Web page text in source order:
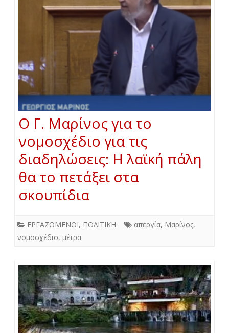
Ο Γ. Μαρίνος για το
νομοσχέδιο για τις
διαδηλώσεις: Η λαϊκή πάλη
θα το πετάξει στα
σκουπίδια
ΕΡΓΑΖΟΜΕΝΟΙ, ΠΟΛΙΤΙΚΗ απεργία, Μαρίνος,
νομοσχέδιο, μέτρα